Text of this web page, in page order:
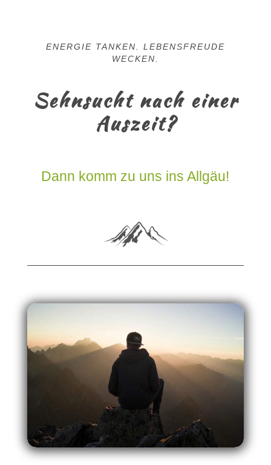
ENERGIE TANKEN. LEBENSFREUDE
WECKEN.
Sehnsucht nach einer
Auszeit?
Dann komm zu uns ins Allgäu!